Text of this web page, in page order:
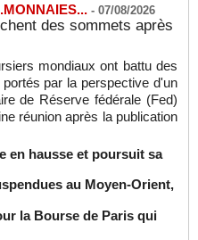
- 07/08/2026
des sommets après
mondiaux ont battu des
par la perspective d'un
de Réserve fédérale (Fed)
réunion après la publication
en hausse et poursuit sa
au Moyen-Orient,
la Bourse de Paris qui